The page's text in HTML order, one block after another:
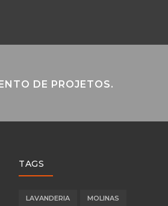
DE PROJETOS.
TAGS
LAVANDERIA MOLINAS